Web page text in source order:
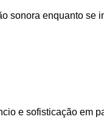
sonora enquanto se
e sofisticação em